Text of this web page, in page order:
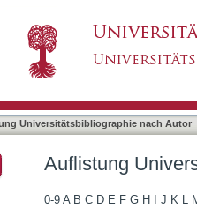
Universitätsbibliographie nach Autor
Auflistung
0-9 A B C D E F G H J K L